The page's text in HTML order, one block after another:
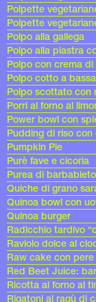
Polpette
Polpette
Polpo alla gallega
Polpo alla piastra
Polpo con crema
Polpo cotto a
Polpo scottato con
Porri al forno al
Power bowl con
Pudding di riso
Pumpkin Pie
Purè fave e cicoria
Purea di
Quiche di grano
Quinoa bowl con
Quinoa burger
Radicchio tardivo
Raviolo dolce al
Raw cake con
Red Beet Juice:
Ricotta al forno al
Rigatoni al ragù di